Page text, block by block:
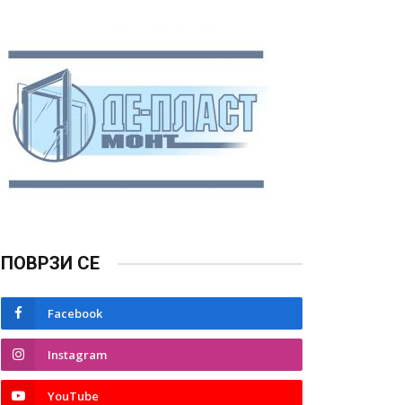
ПОВРЗИ СЕ
Facebook
Instagram
YouTube